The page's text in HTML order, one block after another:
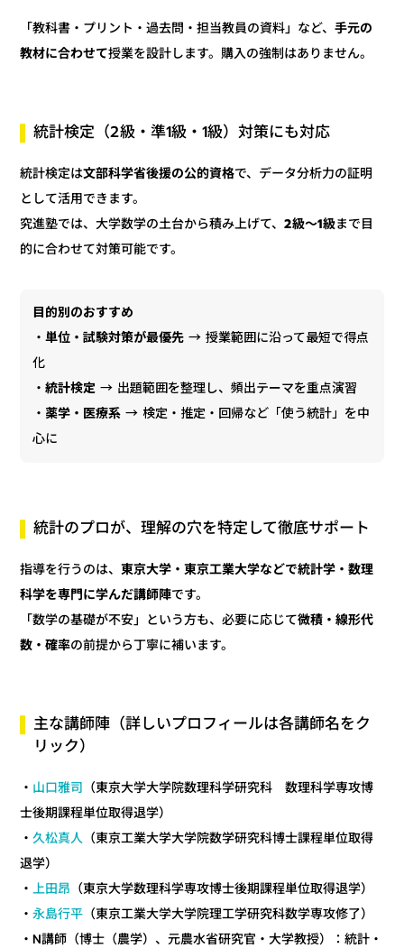
「教科書・プリント・過去問・担当教員の資料」など、手元の
教材に合わせて授業を設計します。購入の強制はありません。
統計検定（2級・準1級・1級）対策にも対応
統計検定は文部科学省後援の公的資格で、データ分析力の証明
として活用できます。
究進塾では、大学数学の土台から積み上げて、2級〜1級まで目
的に合わせて対策可能です。
目的別のおすすめ
・単位・試験対策が最優先 → 授業範囲に沿って最短で得点
化
・統計検定 → 出題範囲を整理し、頻出テーマを重点演習
・ 薬学・医療系 → 検定・推定・回帰など「使う統計」を中
心に
統計のプロが、理解の穴を特定して徹底サポート
指導を行うのは、東京大学・東京工業大学などで統計学・数理
科学を専門に学んだ講師陣です。
「数学の基礎が不安」という方も、必要に応じて微積・線形代
数・確率の前提から丁寧に補います。
主な講師陣（詳しいプロフィールは各講師名をク
リック）
・ 山口雅司 （東京大学大学院数理科学研究科 数理科学専攻博
士後期課程単位取得退学）
・久松真人 （東京工業大学大学院数学研究科博士課程単位取得
退学）
・上田昂 （東京大学数理科学専攻博士後期課程単位取得退学）
・永島行平 （東京工業大学大学院理工学研究科数学専攻修了）
・N講師（博士（農学）、元農水省研究官・大学教授）：統計・